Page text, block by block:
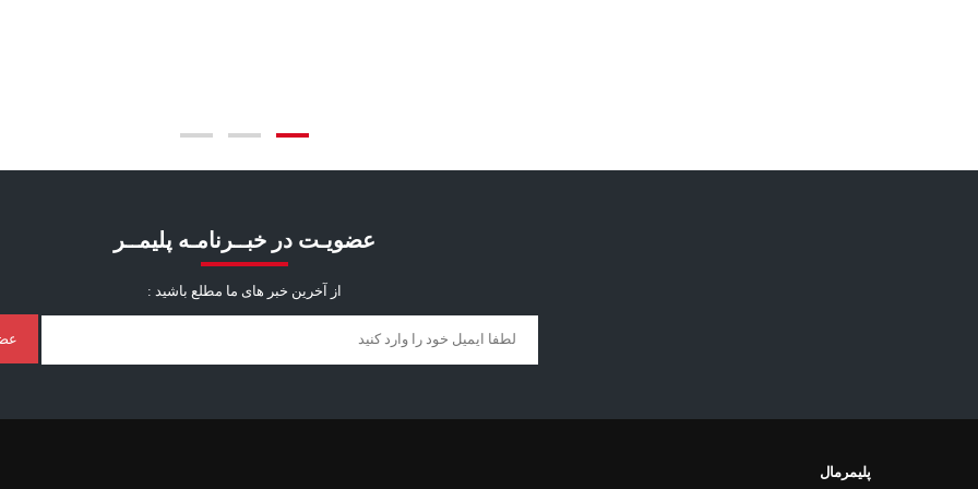
عضویـت در خبــرنامـه پلیمــر
از آخرین خبر ‌های ما مطلع باشید :
پلیمرمال